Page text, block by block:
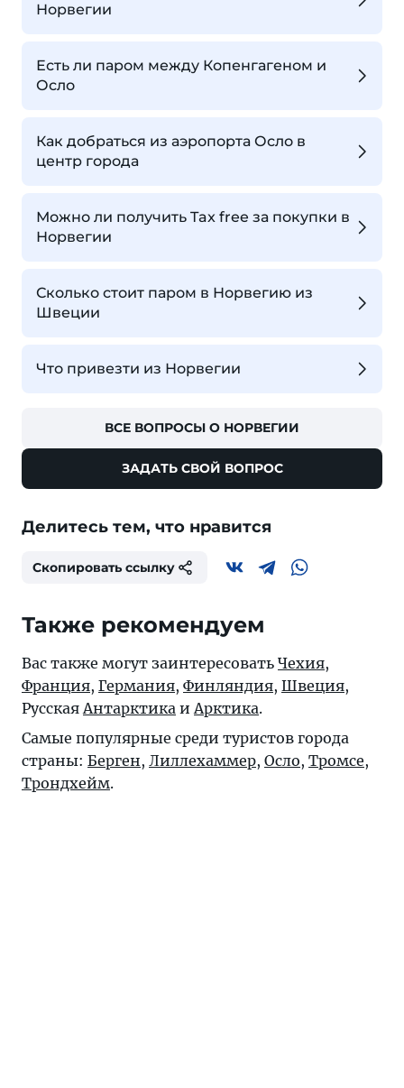
Норвегии
Есть ли паром между Копенгагеном и
Осло
Как добраться из аэропорта Осло в
центр города
Можно ли получить Tax free за покупки в
Норвегии
Сколько стоит паром в Норвегию из
Швеции
Что привезти из Норвегии
ВСЕ ВОПРОСЫ О НОРВЕГИИ
ЗАДАТЬ СВОЙ ВОПРОС
Делитесь тем, что нравится
Скопировать ссылку
Также рекомендуем
Вас также могут заинтересовать Чехия,
Франция, Германия, Финляндия, Швеция,
РусскаяАнтарктика иАрктика.
Самые популярные среди туристов города
страны: Берген, Лиллехаммер, Осло, Тромсе,
Трондхейм.